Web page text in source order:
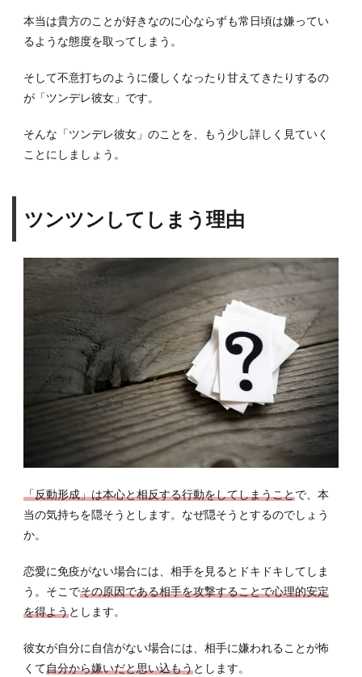
6.2
手を
褒め
とが
出来
落ち
着い
る人
デレ
彼女
と長
する
方法
ら近
くの
ソナ
ムを
探す
本当は貴方のことが好きなのに心ならずも常日頃は嫌ってい
るような態度を取ってしまう。
そして不意打ちのように優しくなったり甘えてきたりするの
が「ツンデレ彼女」です。
そんな「ツンデレ彼女」のことを、もう少し詳しく見ていく
ことにしましょう。
ツンツンしてしまう理由
「反動形成」は本心と相反する行動をしてしまうことで、本
当の気持ちを隠そうとします。なぜ隠そうとするのでしょう
か。
恋愛に免疫がない場合には、相手を見るとドキドキしてしま
う。そこでその原因である相手を攻撃することで心理的安定
を得ようとします。
彼女が自分に自信がない場合には、相手に嫌われることが怖
くて自分から嫌いだと思い込もうとします。